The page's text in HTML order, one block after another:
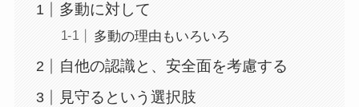
多動に対して
多動の理由もいろいろ
自他の認識と、安全面を考慮する
見守るという選択肢